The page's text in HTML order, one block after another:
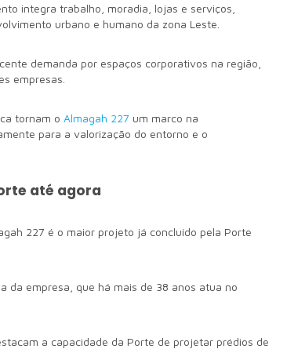
integra trabalho, moradia, lojas e serviços,
urbano e humano da zona Leste.
demanda por espaços corporativos na região,
empresas.
tornam o Almagah 227 um marco na
para a valorização do entorno e o
até agora
227 é o maior projeto já concluído pela Porte
da empresa, que há mais de 38 anos atua no
a capacidade da Porte de projetar prédios de